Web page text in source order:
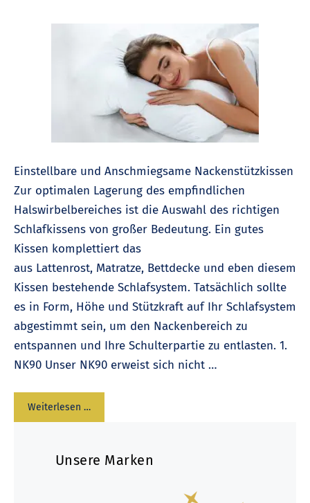
Einstellbare und Anschmiegsame Nackenstützkissen
Zur optimalen Lagerung des empfindlichen
Halswirbelbereiches ist die Auswahl des richtigen
Schlafkissens von großer Bedeutung. Ein gutes
Kissen komplettiert das
aus Lattenrost, Matratze, Bettdecke und eben diesem
Kissen bestehende Schlafsystem. Tatsächlich sollte
es in Form, Höhe und Stützkraft auf Ihr Schlafsystem
abgestimmt sein, um den Nackenbereich zu
entspannen und Ihre Schulterpartie zu entlasten. 1.
NK90 Unser NK90 erweist sich nicht …
Weiterlesen …
Unsere Marken